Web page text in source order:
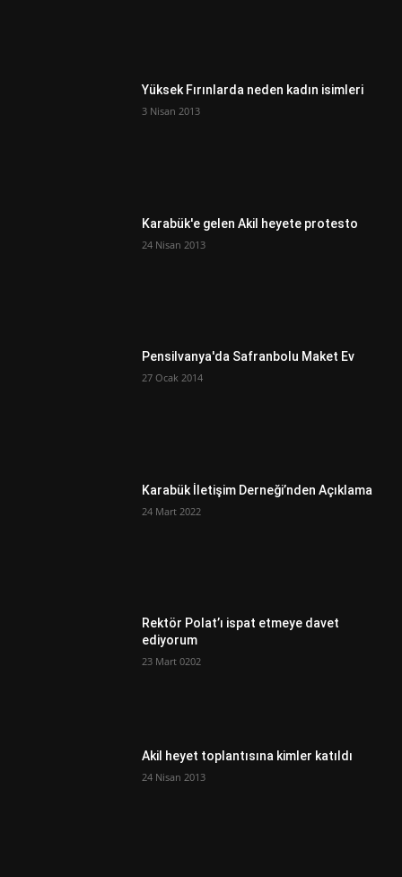
Yüksek Fırınlarda neden kadın isimleri
3 Nisan 2013
Karabük'e gelen Akil heyete protesto
24 Nisan 2013
Pensilvanya'da Safranbolu Maket Ev
27 Ocak 2014
Karabük İletişim Derneği’nden Açıklama
24 Mart 2022
Rektör Polat’ı ispat etmeye davet
ediyorum
23 Mart 0202
Akil heyet toplantısına kimler katıldı
24 Nisan 2013